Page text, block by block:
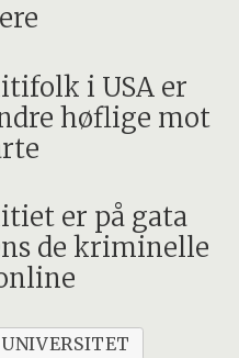
i USA er
høflige mot
er på gata
de kriminelle